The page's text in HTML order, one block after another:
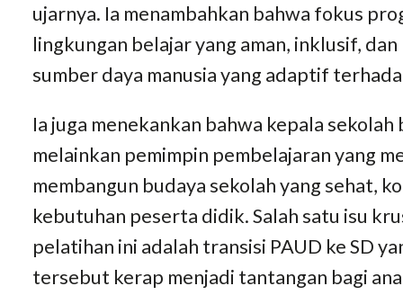
ujarnya. Ia menambahkan bahwa fokus
lingkungan belajar yang aman, inklusif,
sumber daya manusia yang adaptif
Ia juga menekankan bahwa kepala
melainkan pemimpin pembelajaran yang
membangun budaya sekolah yang sehat,
kebutuhan peserta didik. Salah satu isu
pelatihan ini adalah transisi PAUD ke SD
tersebut kerap menjadi tantangan bagi